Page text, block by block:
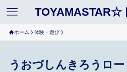
TOYAMASTAR☆
ホーム 体験・遊び
うおづしんきろうロ